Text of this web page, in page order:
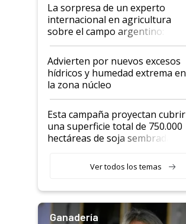
La sorpresa de un experto
internacional en agricultura
sobre el campo argentino:
"Estoy muy impresionado"
Advierten por nuevos excesos
hídricos y humedad extrema en
la zona núcleo
Esta campaña proyectan cubrir
una superficie total de 750.000
hectáreas de soja sembradas
variedades que marcan un
salto tecnológico en genética y
Ver todos los temas
Ganadería